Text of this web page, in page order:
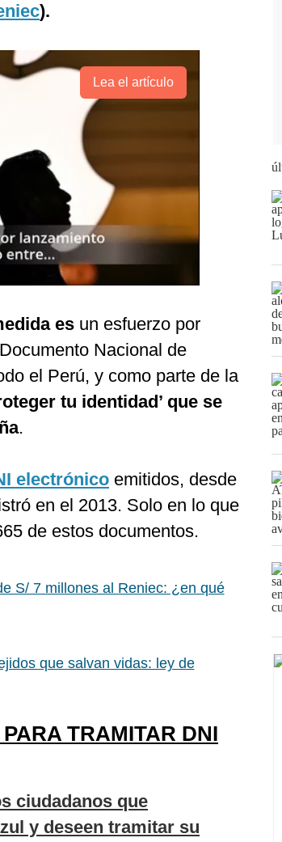
).
Lea el artículo
es un esfuerzo por
Nacional de
el Perú, y como parte de la
tu identidad’ que se
.
electrónico emitidos, desde
en el 2013. Solo en lo que
de estos documentos.
S/ 7 millones al Reniec: ¿en qué
que salvan vidas: ley de
TRAMITAR DNI
ciudadanos que
y deseen tramitar su